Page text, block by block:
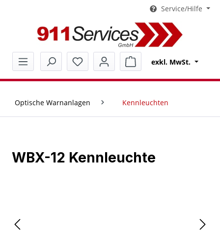
Service/Hilfe
Warenkorb enthält 0
exkl. MwSt.
Optische Warnanlagen Kennleuchten
WBX-12 Kennleuchte